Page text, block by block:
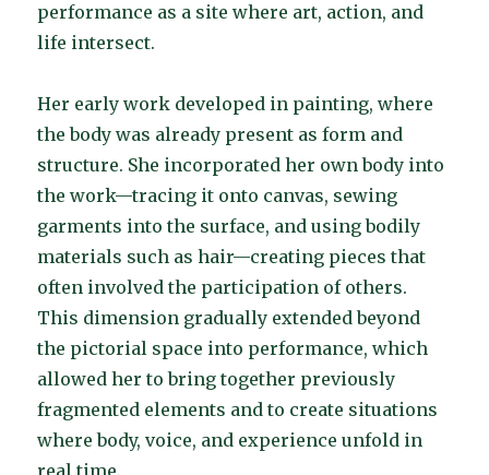
performance as a site where art, action, and
life intersect.
Her early work developed in painting, where
the body was already present as form and
structure. She incorporated her own body into
the work—tracing it onto canvas, sewing
garments into the surface, and using bodily
materials such as hair—creating pieces that
often involved the participation of others.
This dimension gradually extended beyond
the pictorial space into performance, which
allowed her to bring together previously
fragmented elements and to create situations
where body, voice, and experience unfold in